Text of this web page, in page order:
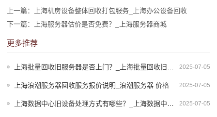
上一篇：上海机房设备整体回收打包服务_上海办公设备回收
下一篇：上海服务器估价是否免费？_上海服务器商城
更多推荐
2025-07-05
上海批量回收旧服务器是否上门？_上海批量回收旧服务器是否上门服务
2025-07-05
上海浪潮服务器回收服务报价说明_浪潮服务器 价格
2025-07-05
上海数据中心旧设备处理方式有哪些？_上海数据中心名单第一批